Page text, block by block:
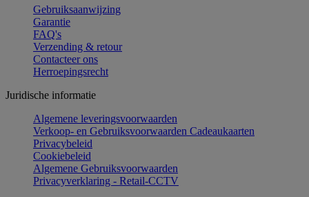
Gebruiksaanwijzing
Garantie
FAQ's
Verzending & retour
Contacteer ons
Herroepingsrecht
Juridische informatie
Algemene leveringsvoorwaarden
Verkoop- en Gebruiksvoorwaarden Cadeaukaarten
Privacybeleid
Cookiebeleid
Algemene Gebruiksvoorwaarden
Privacyverklaring - Retail-CCTV